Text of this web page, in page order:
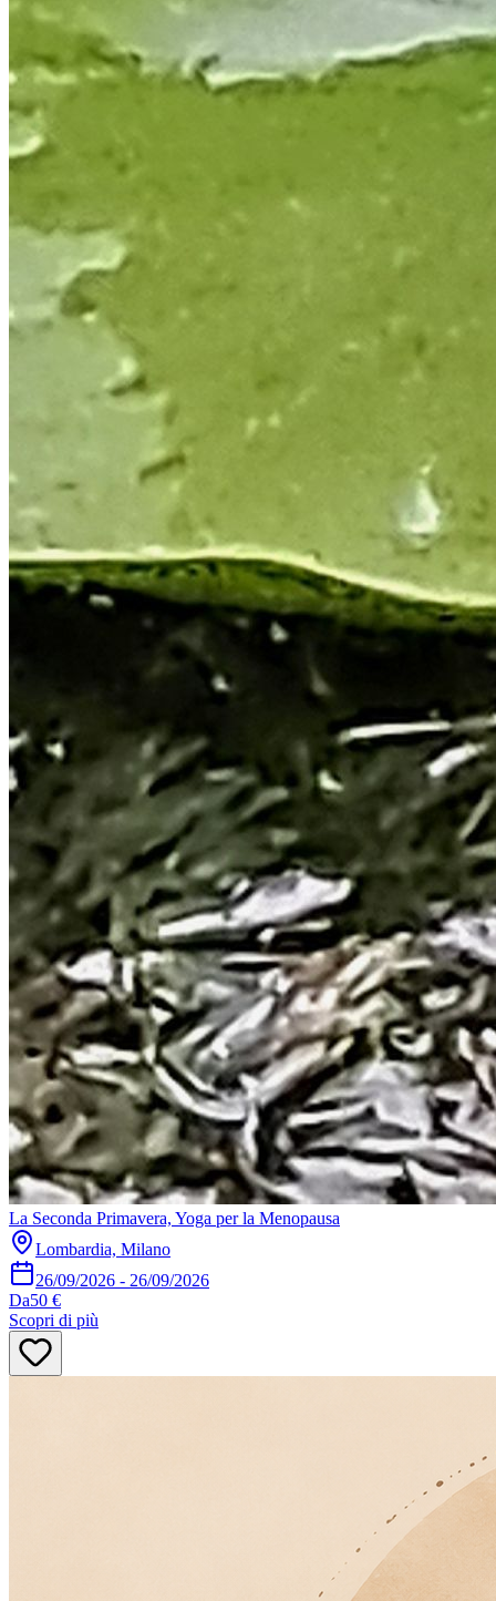
La Seconda Primavera, Yoga per la Menopausa
Lombardia, Milano
26/09/2026 - 26/09/2026
Da50 €
Scopri di più